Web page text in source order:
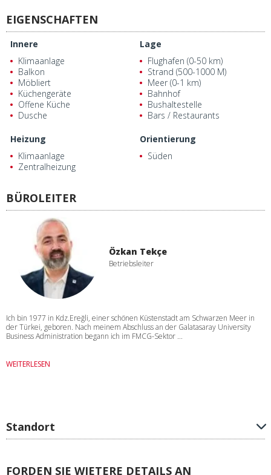
EIGENSCHAFTEN
Innere
Klimaanlage
Balkon
Möbliert
Küchengeräte
Offene Küche
Dusche
Lage
Flughafen (0-50 km)
Strand (500-1000 M)
Meer (0-1 km)
Bahnhof
Bushaltestelle
Bars / Restaurants
Heizung
Klimaanlage
Zentralheizung
Orientierung
Süden
BÜROLEITER
Özkan Tekçe
Betriebsleiter
Ich bin 1977 in Kdz.Ereğli, einer schönen Küstenstadt am Schwarzen Meer in
der Türkei, geboren. Nach meinem Abschluss an der Galatasaray University
Business Administration begann ich im FMCG-Sektor ...
WEITERLESEN
Standort
FORDEN SIE WIETERE DETAILS AN